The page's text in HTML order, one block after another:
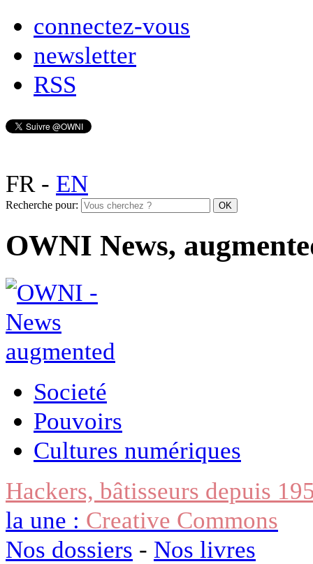
connectez-vous
newsletter
RSS
FR- EN
Recherche pour:
OWNI News,
Societé
Pouvoirs
Cultures numériques
Hackers, bâtisseurs depuis
la une : Creative Commons
Nos dossiers - Nos livres